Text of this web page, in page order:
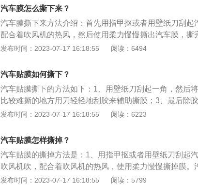
一类是汽车改色贴膜由AAA公司引进美国STI的新型汽车
括个性装饰、保护车漆、以及便于擦洗等。
汽车膜怎么撕下来？
汽车膜撕下来方法介绍：首先用指甲抠或者用壁纸刀刮起
配合着吹风机的热风，然后使用柔力慢慢撕出汽车膜，撕
璃膜胶，可以使用除胶剂清洗干净即可。汽车玻璃贴膜的
的中波、长波能穿透很厚的玻璃，贴上隔热膜能隔断大部
伤害，也能减轻汽车内饰老化。3、安全与防爆。膜的基
撕拉防击穿的功能，加上膜的胶层，贴膜后玻璃强度能防
人员造成的伤害。4、营造私密空间。选择合适的品种，
不清车内，而在车内可以看清车外，保留隐私和安全。5
定程度地节省油耗。6、增加美观度。通过贴膜可以个性化
发布时间：2023-07-17 16:18:55 阅读：6494
汽车贴膜如何撕下？
汽车贴膜撕下的方法如下：1、用壁纸刀刮起一角，然后
比较难撕的地方用刀轻轻地刮胶来辅助撕膜；3、最后除
擦拭会比较好清除。关于汽车玻璃膜的更多信息如下：1
车内物品以及人员因紫外线照射造成的损伤，通过物理反
少汽车空调的使用，从而降低油耗。3、车膜的拆除比较
果也不会太理想，所以还是建议车主到专门的车膜门店进
发布时间：2023-07-17 16:18:55 阅读：6223
汽车贴膜怎样撕掉？
汽车贴膜的撕掉方法是：1、用指甲抠或者用壁纸刀刮起
吹风机吹，配合着吹风机的热风，使用柔力慢慢撕掉膜。
是：1、可以用酒精或风油精软化一下残留的胶；2、用塑
发布时间：2023-07-17 16:18:55 阅读：5799